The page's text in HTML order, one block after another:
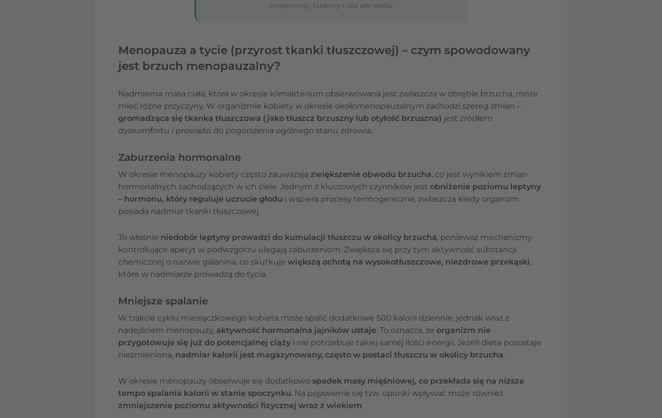
mięśniowej, budowy ciała ani wieku.
Menopauza a tycie (przyrost tkanki tłuszczowej) – czym spowodowany
jest brzuch menopauzalny?
Nadmierna masa ciała, która w okresie klimakterium obserwowana jest zwłaszcza w obrębie brzucha, może
mieć różne przyczyny. W organizmie kobiety w okresie okołomenopauzalnym zachodzi szereg zmian –
gromadząca się tkanka tłuszczowa (jako tłuszcz brzuszny lub otyłość brzuszna) jest źródłem
dyskomfortu i prowadzi do pogorszenia ogólnego stanu zdrowia.
Zaburzenia hormonalne
W okresie menopauzy kobiety często zauważają zwiększenie obwodu brzucha, co jest wynikiem zmian
hormonalnych zachodzących w ich ciele. Jednym z kluczowych czynników jest obniżenie poziomu leptyny
– hormonu, który reguluje uczucie głodu i wspiera procesy termogeniczne, zwłaszcza kiedy organizm
posiada nadmiar tkanki tłuszczowej.
To właśnie niedobór leptyny prowadzi do kumulacji tłuszczu w okolicy brzucha, ponieważ mechanizmy
kontrolujące apetyt w podwzgórzu ulegają zaburzeniom. Zwiększa się przy tym aktywność substancji
chemicznej o nazwie galanina, co skutkuje większą ochotą na wysokotłuszczowe, niezdrowe przekąski,
które w nadmiarze prowadzą do tycia.
Mniejsze spalanie
W trakcie cyklu miesiączkowego kobieta może spalić dodatkowe 500 kalorii dziennie, jednak wraz z
nadejściem menopauzy, aktywność hormonalna jajników ustaje. To oznacza, że organizm nie
przygotowuje się już do potencjalnej ciąży i nie potrzebuje takiej samej ilości energii. Jeżeli dieta pozostaje
niezmieniona, nadmiar kalorii jest magazynowany, często w postaci tłuszczu w okolicy brzucha.
W okresie menopauzy obserwuje się dodatkowo spadek masy mięśniowej, co przekłada się na niższe
tempo spalania kalorii w stanie spoczynku. Na pojawienie się tzw. oponki wpływać może również
zmniejszenie poziomu aktywności fizycznej wraz z wiekiem.